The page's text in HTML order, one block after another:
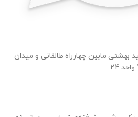
بهشتی مابین چهارراه طالقانی و میدان